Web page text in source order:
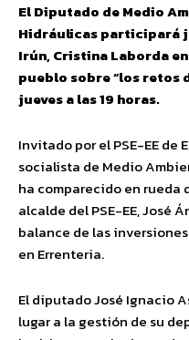
El Diputado de Medio
Hidráulicas participará
Irún, Cristina Laborda
pueblo sobre “los retos
jueves a las 19 horas.
Invitado por el PSE-EE
socialista de Medio
ha comparecido en
alcalde del PSE-EE, José
balance de las
en Errenteria.
El diputado José Ignacio
lugar a la gestión de su